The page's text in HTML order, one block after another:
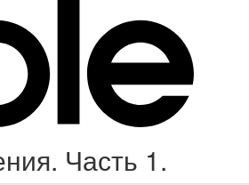
Часть 1.